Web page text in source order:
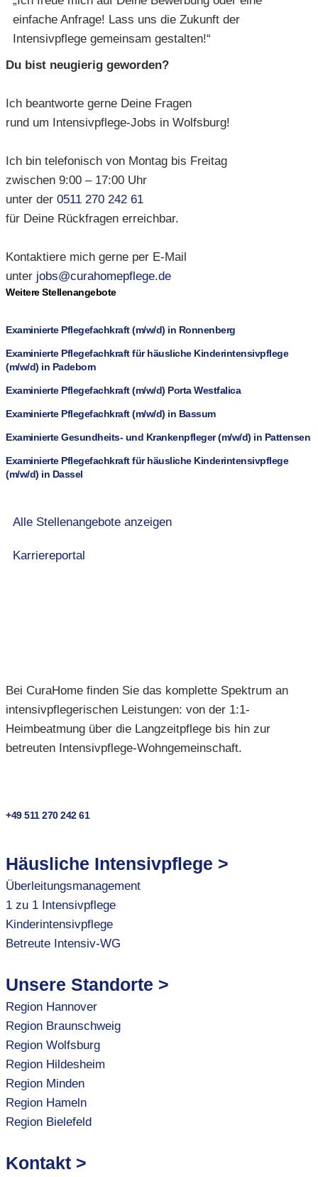
einfache Anfrage! Lass uns die Zukunft der
Intensivpflege gemeinsam gestalten!“
Du bist neugierig geworden?
Ich beantworte gerne Deine Fragen
rund um Intensivpflege-Jobs in Wolfsburg!
Ich bin telefonisch von Montag bis Freitag
zwischen 9:00 – 17:00 Uhr
unter der 0511 270 242 61
für Deine Rückfragen erreichbar.
Kontaktiere mich gerne per E-Mail
unter jobs@curahomepflege.de
Weitere Stellenangebote
Examinierte Pflegefachkraft (m/w/d) in Ronnenberg
Examinierte Pflegefachkraft für häusliche Kinderintensivpflege
(m/w/d) in Padeborn
Examinierte Pflegefachkraft (m/w/d) Porta Westfalica
Examinierte Pflegefachkraft (m/w/d) in Bassum
Examinierte Gesundheits- und Krankenpfleger (m/w/d) in Pattensen
Examinierte Pflegefachkraft für häusliche Kinderintensivpflege
(m/w/d) in Dassel
Alle Stellenangebote anzeigen
Karriereportal
Bei CuraHome finden Sie das komplette Spektrum an
intensivpflegerischen Leistungen: von der 1:1-
Heimbeatmung über die Langzeitpflege bis hin zur
betreuten Intensivpflege-Wohngemeinschaft.
+49 511 270 242 61
Häusliche Intensivpflege >
Überleitungsmanagement
1 zu 1 Intensivpflege
Kinderintensivpflege
Betreute Intensiv-WG
Unsere Standorte >
Region Hannover
Region Braunschweig
Region Wolfsburg
Region Hildesheim
Region Minden
Region Hameln
Region Bielefeld
Kontakt >